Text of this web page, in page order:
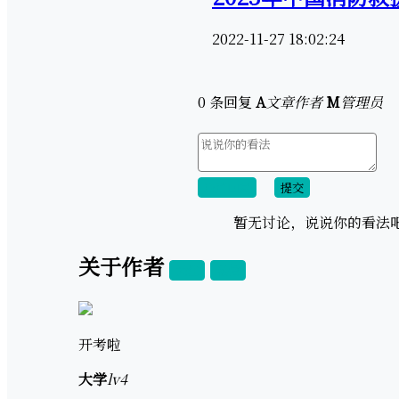
2022-11-27 18:02:24
0 条回复 A文章作者 M管理员
提交
暂无讨论，说说你的看法
关于作者
开考啦
大学lv4